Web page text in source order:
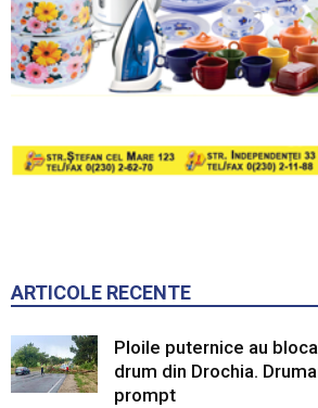
ARTICOLE RECENTE
Ploile puternice au
drum din Drochia.
prompt